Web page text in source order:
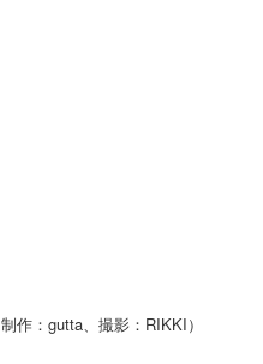
作：gutta、撮影：RIKKI）